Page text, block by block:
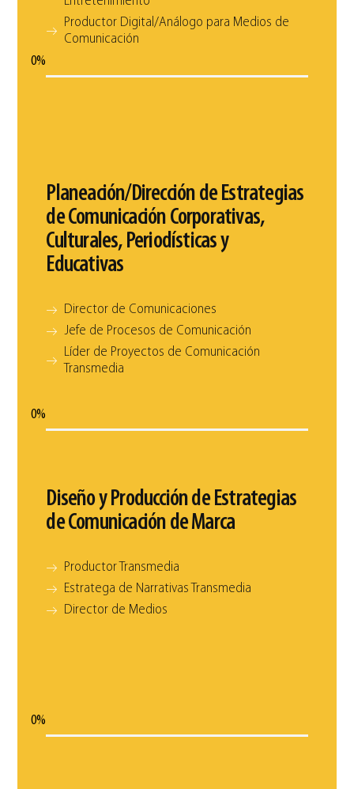
Productor Digital/Análogo para Medios de
Comunicación
0%
Planeación/Dirección de Estrategias
de Comunicación Corporativas,
Culturales, Periodísticas y
Educativas
Director de Comunicaciones
Jefe de Procesos de Comunicación
Líder de Proyectos de Comunicación
Transmedia
0%
Diseño y Producción de Estrategias
de Comunicación de Marca
Productor Transmedia
Estratega de Narrativas Transmedia
Director de Medios
0%